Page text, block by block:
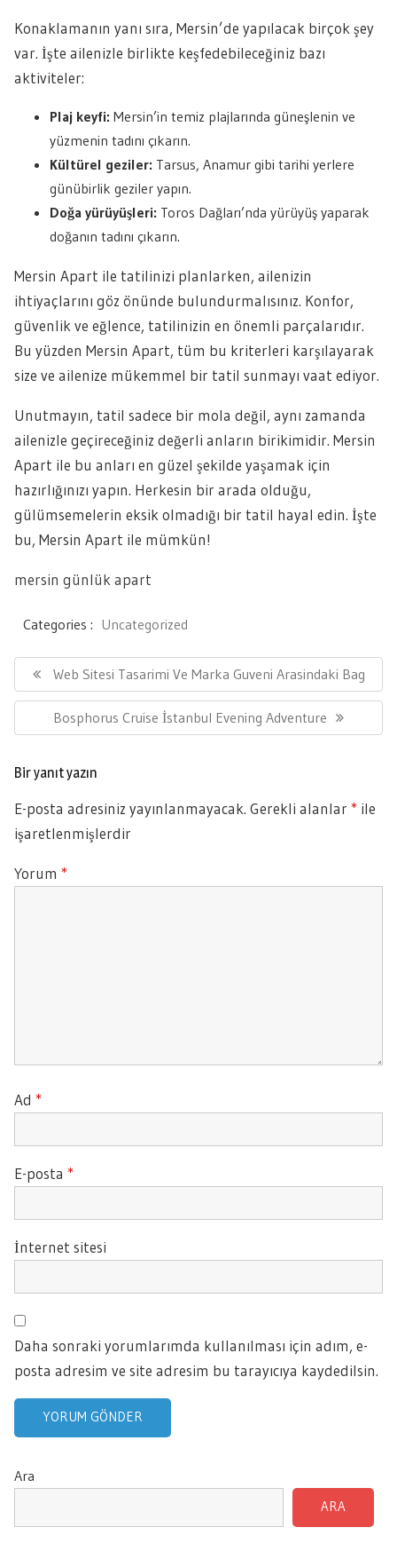
Konaklamanın yanı sıra, Mersin’de yapılacak birçok şey
var. İşte ailenizle birlikte keşfedebileceğiniz bazı
aktiviteler:
Plaj keyfi: Mersin’in temiz plajlarında güneşlenin ve
yüzmenin tadını çıkarın.
Kültürel geziler: Tarsus, Anamur gibi tarihi yerlere
günübirlik geziler yapın.
Doğa yürüyüşleri: Toros Dağları’nda yürüyüş yaparak
doğanın tadını çıkarın.
Mersin Apart ile tatilinizi planlarken, ailenizin
ihtiyaçlarını göz önünde bulundurmalısınız. Konfor,
güvenlik ve eğlence, tatilinizin en önemli parçalarıdır.
Bu yüzden Mersin Apart, tüm bu kriterleri karşılayarak
size ve ailenize mükemmel bir tatil sunmayı vaat ediyor.
Unutmayın, tatil sadece bir mola değil, aynı zamanda
ailenizle geçireceğiniz değerli anların birikimidir. Mersin
Apart ile bu anları en güzel şekilde yaşamak için
hazırlığınızı yapın. Herkesin bir arada olduğu,
gülümsemelerin eksik olmadığı bir tatil hayal edin. İşte
bu, Mersin Apart ile mümkün!
mersin günlük apart
Categories : Uncategorized
gezinmesiPrevious
Post:
Web Sitesi Tasarimi Ve Marka Guveni Arasindaki Bag
Next
Post:
Bosphorus Cruise İstanbul Evening Adventure
Bir yanıt yazın
E-posta adresiniz yayınlanmayacak. Gerekli alanlar * ile
işaretlenmişlerdir
Yorum *
Ad *
E-posta *
İnternet sitesi
Daha sonraki yorumlarımda kullanılması için adım, e-
posta adresim ve site adresim bu tarayıcıya kaydedilsin.
Ara
ARA